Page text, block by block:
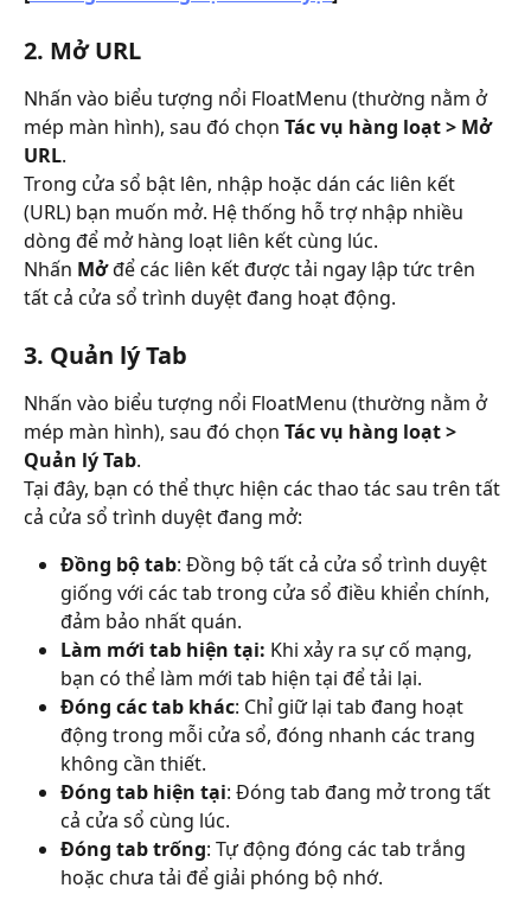
2. Mở URL
Nhấn vào biểu tượng nổi FloatMenu (thường nằm ở
mép màn hình), sau đó chọn Tác vụ hàng loạt > Mở
URL.
Trong cửa sổ bật lên, nhập hoặc dán các liên kết
(URL) bạn muốn mở. Hệ thống hỗ trợ nhập nhiều
dòng để mở hàng loạt liên kết cùng lúc.
Nhấn Mở để các liên kết được tải ngay lập tức trên
tất cả cửa sổ trình duyệt đang hoạt động.
3. Quản lý Tab
Nhấn vào biểu tượng nổi FloatMenu (thường nằm ở
mép màn hình), sau đó chọn Tác vụ hàng loạt >
Quản lý Tab.
Tại đây, bạn có thể thực hiện các thao tác sau trên tất
cả cửa sổ trình duyệt đang mở:
Đồng bộ tab: Đồng bộ tất cả cửa sổ trình duyệt
giống với các tab trong cửa sổ điều khiển chính,
đảm bảo nhất quán.
Làm mới tab hiện tại: Khi xảy ra sự cố mạng,
bạn có thể làm mới tab hiện tại để tải lại.
Đóng các tab khác: Chỉ giữ lại tab đang hoạt
động trong mỗi cửa sổ, đóng nhanh các trang
không cần thiết.
Đóng tab hiện tại: Đóng tab đang mở trong tất
cả cửa sổ cùng lúc.
Đóng tab trống: Tự động đóng các tab trắng
hoặc chưa tải để giải phóng bộ nhớ.